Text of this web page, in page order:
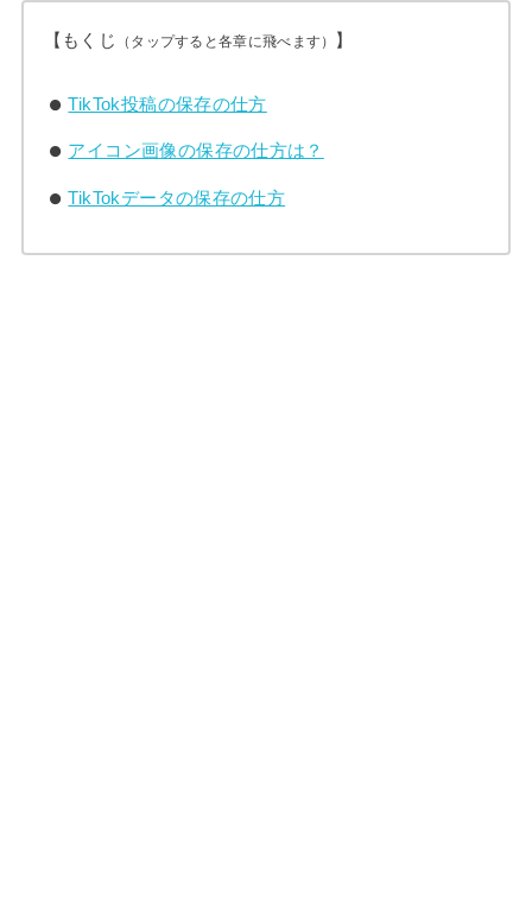
【もくじ （タップすると各章に飛べます） 】
TikTok投稿の保存の仕方
アイコン画像の保存の仕方は？
TikTokデータの保存の仕方